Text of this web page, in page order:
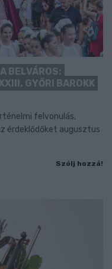
BELVÁROS:
GYŐRI BAROKK
felvonulás,
érdeklődőket augusztus
Szólj hozzá!